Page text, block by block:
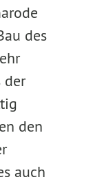
des
der
den
auch